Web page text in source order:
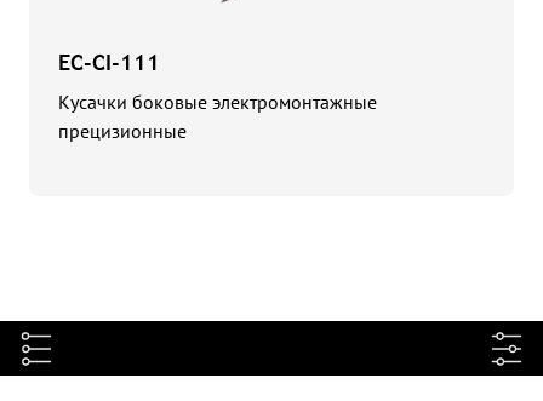
EC-CI-111
Кусачки боковые электромонтажные
прецизионные